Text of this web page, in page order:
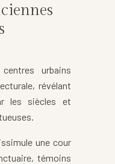
urbains
révélant
les siècles et
une cour
témoins